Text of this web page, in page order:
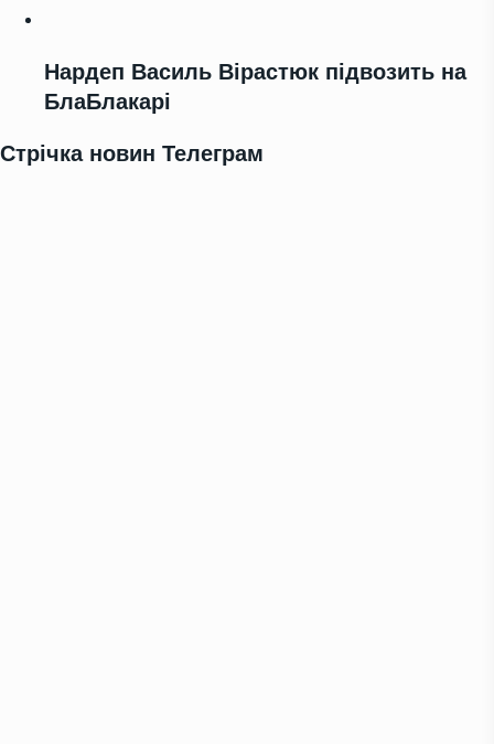
Нардеп Василь Вірастюк підвозить на
БлаБлакарі
Стрічка новин Телеграм